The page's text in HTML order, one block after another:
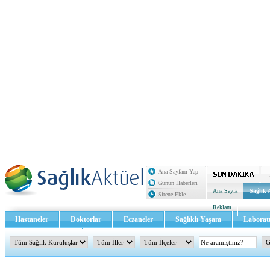
Ana Sayfam Yap
Günün Haberleri
Sitene Ekle
Ana Sayfa Sağlık
Reklam
Hastaneler Doktorlar Eczaneler Sağlıklı Yaşam
Sağlık TV - Video İletişim